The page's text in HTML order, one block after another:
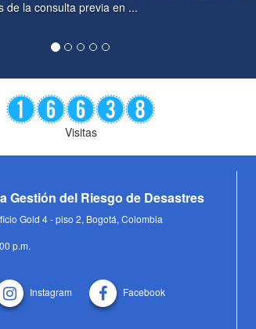
Visitas
Gestión del Riesgo de Desastres
Gold 4 - piso 2, Bogotá, Colombia
p.m.
Instagram Facebook